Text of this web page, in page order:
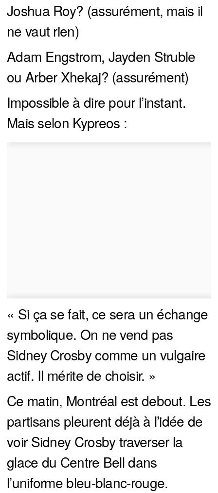
Joshua Roy? (assurément, mais il
ne vaut rien)
Adam Engstrom, Jayden Struble
ou Arber Xhekaj? (assurément)
Impossible à dire pour l’instant.
Mais selon Kypreos :
« Si ça se fait, ce sera un échange
symbolique. On ne vend pas
Sidney Crosby comme un vulgaire
actif. Il mérite de choisir. »
Ce matin, Montréal est debout. Les
partisans pleurent déjà à l’idée de
voir Sidney Crosby traverser la
glace du Centre Bell dans
l’uniforme bleu-blanc-rouge.